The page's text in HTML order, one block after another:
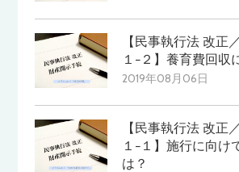
【民事執行法 改正
１−２】養育費回収
2019年08月06日
【民事執行法 改正
１−１】施行に向け
は？